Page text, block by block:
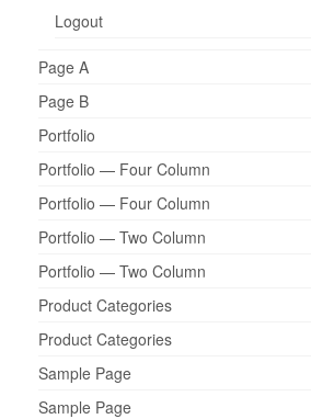
Logout
Page A
Page B
Portfolio
Portfolio — Four Column
Portfolio — Four Column
Portfolio — Two Column
Portfolio — Two Column
Product Categories
Product Categories
Sample Page
Sample Page